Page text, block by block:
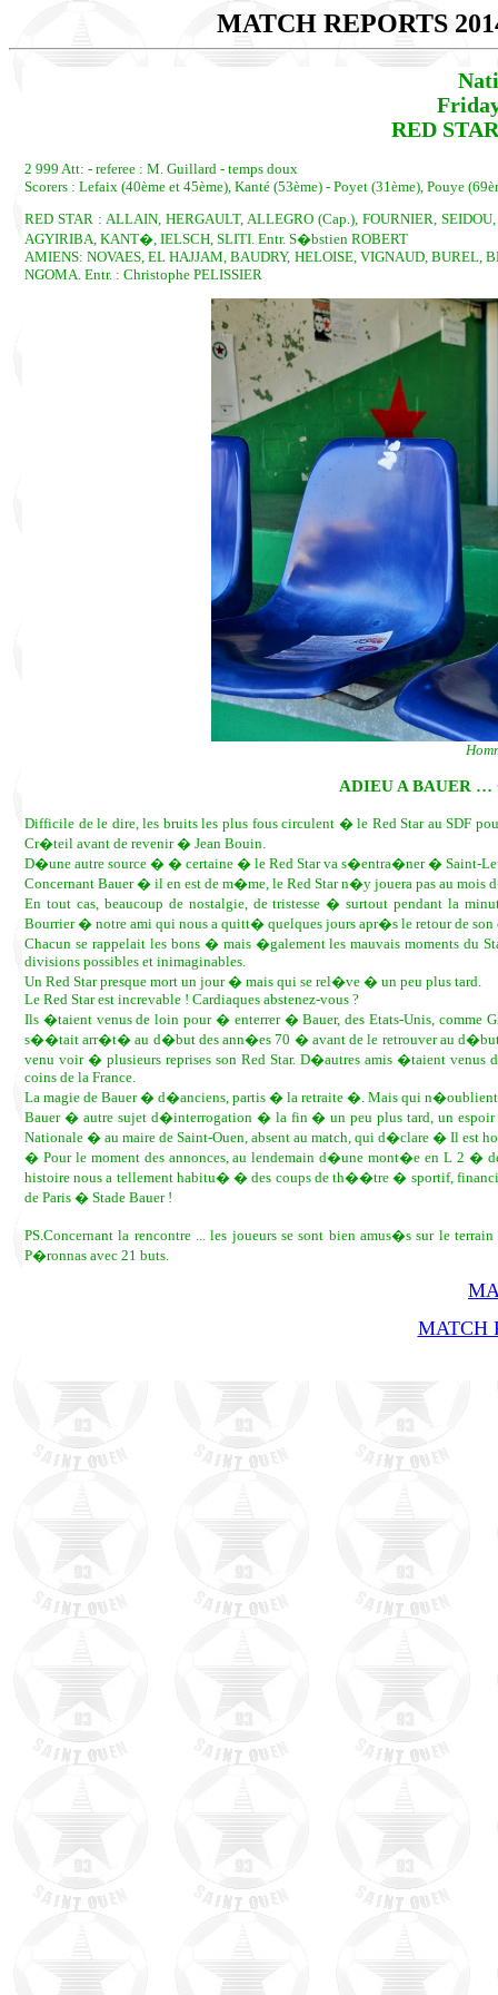
MATCH REPORTS
RED
2 999 Att: - referee : M. Guillard - temps doux
Scorers : Lefaix (40ème et 45ème), Kanté (53ème) - Poyet (31ème), Pouye
RED STAR : ALLAIN, HERGAULT, ALLEGRO (Cap.), FOURNIER,
AGYIRIBA, KANT�, IELSCH, SLITI. Entr. S�bstien ROBERT
AMIENS: NOVAES, EL HAJJAM, BAUDRY, HELOISE, VIGNAUD, BUREL,
NGOMA. Entr. : Christophe PELISSIER
ADIEU A BAUER …
Difficile de le dire, les bruits les plus fous circulent � le Red Star au SDF
Cr�teil avant de revenir � Jean Bouin.
D�une autre source � � certaine � le Red Star va s�entra�ner � Saint-
Concernant Bauer � il en est de m�me, le Red Star n�y jouera pas au
En tout cas, beaucoup de nostalgie, de tristesse � surtout pendant la
Bourrier � notre ami qui nous a quitt� quelques jours apr�s le retour de son
Chacun se rappelait les bons � mais �galement les mauvais moments du
divisions possibles et inimaginables.
Un Red Star presque mort un jour � mais qui se rel�ve � un peu plus tard.
Le Red Star est increvable ! Cardiaques abstenez-vous ?
Ils �taient venus de loin pour � enterrer � Bauer, des Etats-Unis,
s��tait arr�t� au d�but des ann�es 70 � avant de le retrouver au
venu voir � plusieurs reprises son Red Star. D�autres amis �taient
coins de la France.
La magie de Bauer � d�anciens, partis � la retraite �. Mais qui n�oublient
Bauer � autre sujet d�interrogation � la fin � un peu plus tard, un
Nationale � au maire de Saint-Ouen, absent au match, qui d�clare � Il est
� Pour le moment des annonces, au lendemain d�une mont�e en L 2 �
histoire nous a tellement habitu� � des coups de th��tre � sportif,
de Paris � Stade Bauer !
PS.Concernant la rencontre ... les joueurs se sont bien amus�s sur le
P�ronnas avec 21 buts.
MATCH